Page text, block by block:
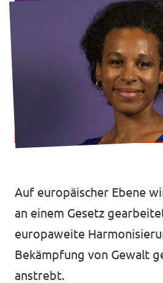
Deine Spende für Volt!
Jobs bei Volt
Transparenz
Impressum
Auf europäischer Ebene
an einem Gesetz
europaweite
Bekämpfung von Gewalt
anstrebt.